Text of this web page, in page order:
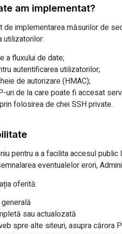
am implementat?
de implementarea măsurilor de
utilizatorilor:
a fluxului de date;
autentificarea utilizatorilor;
de autorizare (HMAC);
uri de la care poate fi accesat
folosirea de chei SSH private.
pentru a a facilita accesul
eventualelor erori,
oferită:
sau actualozată
spre alte siteuri, asupra cărora